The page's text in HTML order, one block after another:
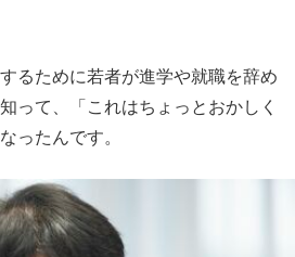
るために若者が進学や就職を辞め
って、「これはちょっとおかしく
ったんです。